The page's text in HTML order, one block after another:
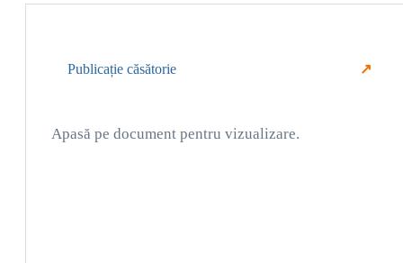
Publicație căsătorie
Apasă pe document pentru vizualizare.